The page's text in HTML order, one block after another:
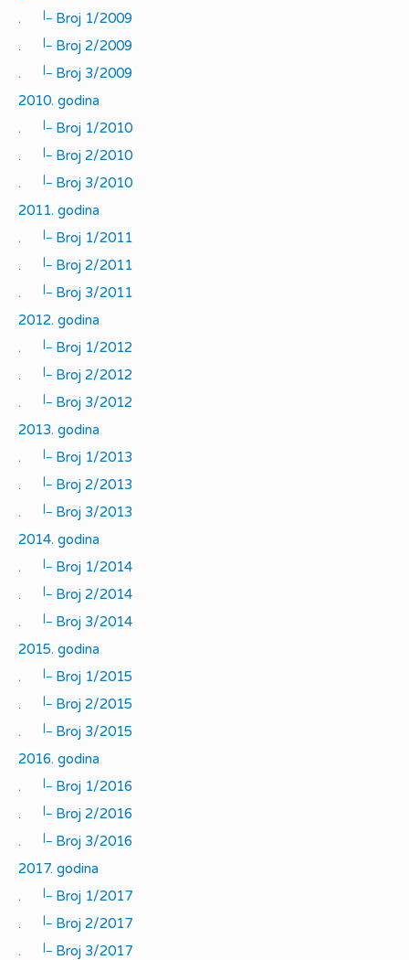
.
|_
Broj 1/2009
.
|_
Broj 2/2009
.
|_
Broj 3/2009
2010. godina
.
|_
Broj 1/2010
.
|_
Broj 2/2010
.
|_
Broj 3/2010
2011. godina
.
|_
Broj 1/2011
.
|_
Broj 2/2011
.
|_
Broj 3/2011
2012. godina
.
|_
Broj 1/2012
.
|_
Broj 2/2012
.
|_
Broj 3/2012
2013. godina
.
|_
Broj 1/2013
.
|_
Broj 2/2013
.
|_
Broj 3/2013
2014. godina
.
|_
Broj 1/2014
.
|_
Broj 2/2014
.
|_
Broj 3/2014
2015. godina
.
|_
Broj 1/2015
.
|_
Broj 2/2015
.
|_
Broj 3/2015
2016. godina
.
|_
Broj 1/2016
.
|_
Broj 2/2016
.
|_
Broj 3/2016
2017. godina
.
|_
Broj 1/2017
.
|_
Broj 2/2017
.
|_
Broj 3/2017